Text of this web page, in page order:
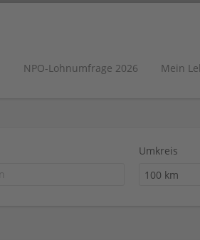
NPO-Lohnumfrage 2026 Mein
Umkreis
100 km